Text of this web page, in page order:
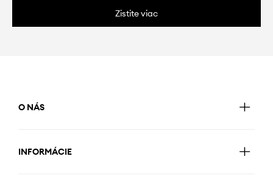
Zistite viac
O NÁS
INFORMÁCIE